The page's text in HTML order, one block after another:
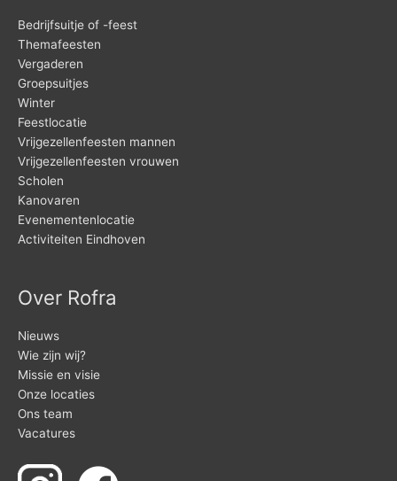
Bedrijfsuitje of -feest
Themafeesten
Vergaderen
Groepsuitjes
Winter
Feestlocatie
Vrijgezellenfeesten mannen
Vrijgezellenfeesten vrouwen
Scholen
Kanovaren
Evenementenlocatie
Activiteiten Eindhoven
Over Rofra
Nieuws
Wie zijn wij?
Missie en visie
Onze locaties
Ons team
Vacatures